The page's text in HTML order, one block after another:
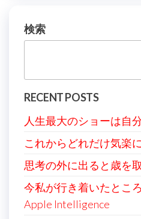
ー
シ
ン
検索
RECENT POSTS
人生最大のショーは自
これからどれだけ気楽
思考の外に出ると歳を
今私が行き着いたとこ
Apple Intelligence